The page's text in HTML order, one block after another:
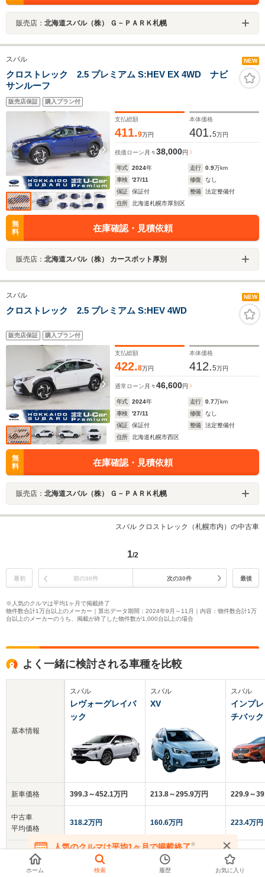
販売店： 北海道スバル（株） Ｇ－ＰＡＲＫ札幌
スバル NEW
クロストレック 2.5 プレミアム S:HEV EX 4WD ナビ
サンルーフ
販売店保証 購入プラン付
支払総額
411.9万円
本体価格
401.5万円
残価ローン 月々38,000円
年式 2024年 走行 0.9万km
車検
'27/11 修復
なし
保証
保証付 整備
法定整備付
住所
北海道札幌市厚別区
無
料
在庫確認・見積依頼
販売店： 北海道スバル（株） カースポット厚別
スバル NEW
クロストレック 2.5 プレミアム S:HEV 4WD
販売店保証 購入プラン付
支払総額
422.8万円
本体価格
412.5万円
通常ローン 月々46,600円
年式 2024年 走行 0.7万km
車検
'27/11 修復
なし
保証
保証付 整備
法定整備付
住所
北海道札幌市西区
無
料
在庫確認・見積依頼
販売店： 北海道スバル（株） Ｇ－ＰＡＲＫ札幌
スバル クロストレック（札幌市内）の中古車
1/2
最初 前の30件 次の30件 最後
※人気のクルマは平均1ヶ月で掲載終了
物件数合計1万台以上のメーカー｜算出データ期間：2024年9月～11月｜内容：物件数合計1万
台以上のメーカーのうち、掲載が終了した物件数が1,000台以上の場合
よく一緒に検討される車種を比較
基本情報
新車価格
中古車
平均価格
クチコミ
総合評価
スバル
レヴォーグレイバ
ック
399.3～452.1万円
318.2万円
スバル
XV
213.8～295.9万円
160.6万円
4.2
スバル
インプ
チバック
229.9～
223.4万円
-
人気のクルマは平均1ヶ月で掲載終了※
在庫が無くなる前にお問い合わせください
ホーム 検索 履歴 お気に入り